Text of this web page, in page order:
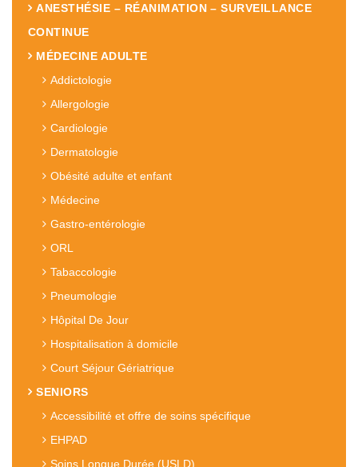
ANESTHÉSIE – RÉANIMATION – SURVEILLANCE
CONTINUE
MÉDECINE ADULTE
Addictologie
Allergologie
Cardiologie
Dermatologie
Obésité adulte et enfant
Médecine
Gastro-entérologie
ORL
Tabaccologie
Pneumologie
Hôpital De Jour
Hospitalisation à domicile
Court Séjour Gériatrique
SENIORS
Accessibilité et offre de soins spécifique
EHPAD
Soins Longue Durée (USLD)